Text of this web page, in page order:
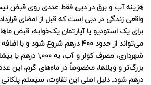
هزینه آب و برق در دبی فقط عددی روی قبض
واقعی زندگی در دبی است که قبل از امضای
می‌تواند از حدود ۴۰۰ درهم شروع
شهرداری، مصرف کولر و
بزرگ‌تر و ویلاها، مخصوصاً در ماه‌های گرم، این